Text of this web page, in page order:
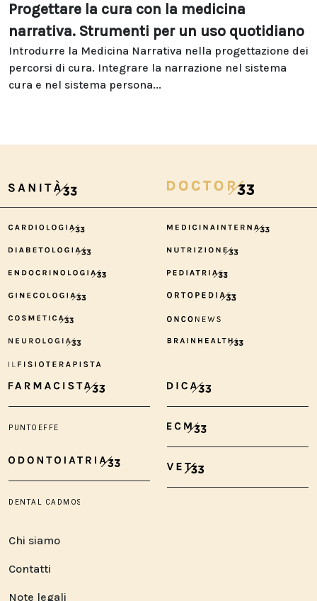
Progettare la cura con la medicina
narrativa. Strumenti per un uso quotidiano
Introdurre la Medicina Narrativa nella progettazione dei
percorsi di cura. Integrare la narrazione nel sistema
cura e nel sistema persona...
Chi siamo
Contatti
Note legali